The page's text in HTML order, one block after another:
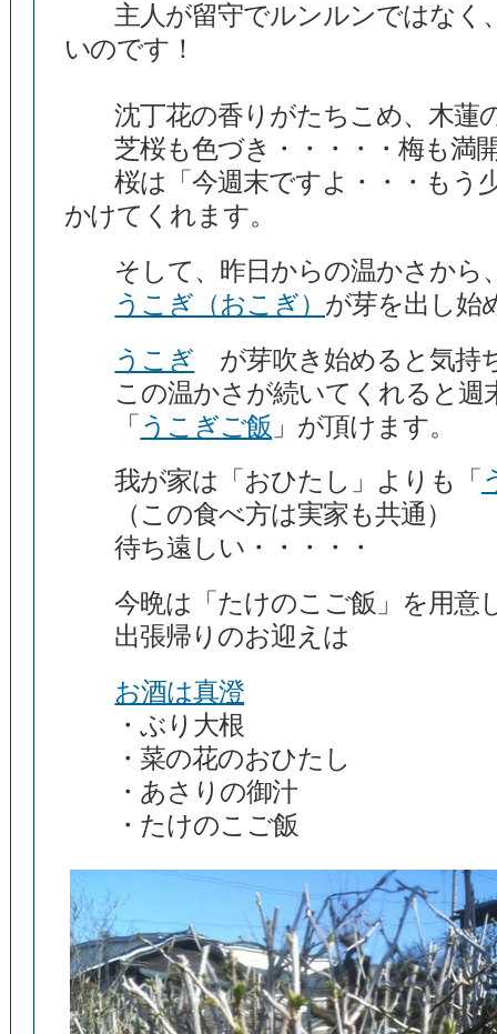
主人が留守でルンルンではなく
いのです！
沈丁花の香りがたちこめ、木蓮
芝桜も色づき・・・・・梅も満
桜は「今週末ですよ・・・もう
かけてくれます。
そして、昨日からの温かさから
うこぎ（おこぎ） が芽を出し始
うこぎ が芽吹き始めると気持
この温かさが続いてくれると週
「 うこぎご飯 」が頂けます。
我が家は「おひたし」よりも「
（この食べ方は実家も共通）
待ち遠しい・・・・・
今晩は「たけのこご飯」を用意
出張帰りのお迎えは
お酒は真澄
・ぶり大根
・菜の花のおひたし
・あさりの御汁
・たけのこご飯